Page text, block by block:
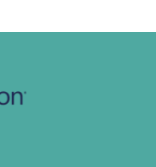
tonen voor vertalingen